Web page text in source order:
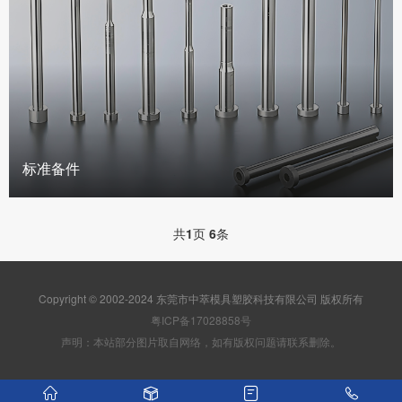
标准备件
共1页 6条
Copyright © 2002-2024 东莞市中萃模具塑胶科技有限公司 版权所有
粤ICP备17028858号
声明：本站部分图片取自网络，如有版权问题请联系删除。